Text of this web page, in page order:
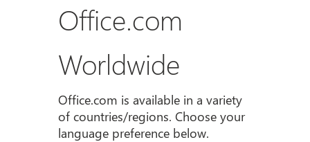
Office.com
Worldwide
Office.com is available in a variety
of countries/regions. Choose your
language preference below.